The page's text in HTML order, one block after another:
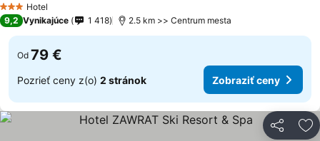
3 Počet hviezdičiek
Hotel
9,2 Vynikajúce 1 418 2.5 km >> Centrum mesta
Od 79 €
Pozrieť ceny z(o) 2 stránok Zobraziť ceny
Zdieľať